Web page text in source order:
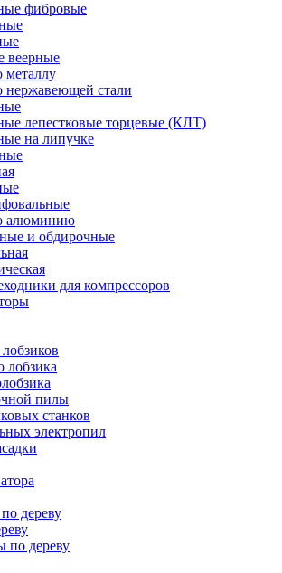
фибровые
веерные
металлу
нержавеющей стали
лепестковые торцевые (КЛТ)
на липучке
алюминию
и обдирочные
для компрессоров
лобзика
пилы
станков
электропил
дереву
по дереву